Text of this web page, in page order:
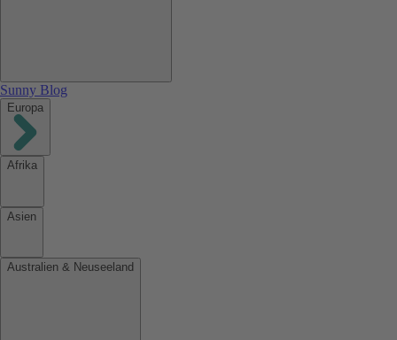
Sunny Blog
Europa
Afrika
Asien
Australien & Neuseeland